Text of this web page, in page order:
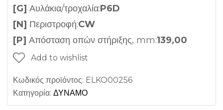
[G] Αυλάκια/τροχαλία:P6D
[N] Περιστροφή:CW
[P] Απόσταση οπών στήριξης, mm:139,00
Add to wishlist
Κωδικός προϊόντος: ELKO00256
Κατηγορία: ΔΥΝΑΜΟ